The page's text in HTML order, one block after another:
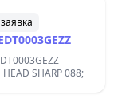
ERASING HEAD SHARP 088;